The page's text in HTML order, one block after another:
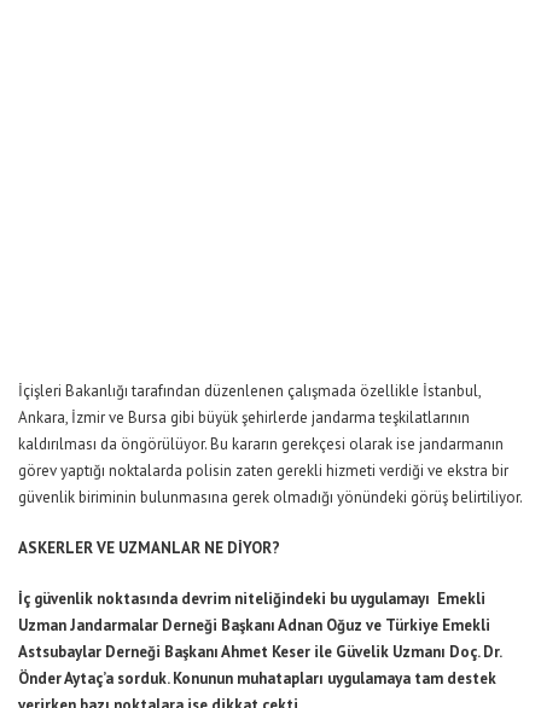
İçişleri Bakanlığı tarafından düzenlenen çalışmada özellikle İstanbul,
Ankara, İzmir ve Bursa gibi büyük şehirlerde jandarma teşkilatlarının
kaldırılması da öngörülüyor. Bu kararın gerekçesi olarak ise jandarmanın
görev yaptığı noktalarda polisin zaten gerekli hizmeti verdiği ve ekstra bir
güvenlik biriminin bulunmasına gerek olmadığı yönündeki görüş belirtiliyor.
ASKERLER VE UZMANLAR NE DİYOR?
İç güvenlik noktasında devrim niteliğindeki bu uygulamayı Emekli
Uzman Jandarmalar Derneği Başkanı Adnan Oğuz ve Türkiye Emekli
Astsubaylar Derneği Başkanı Ahmet Keser ile Güvelik Uzmanı Doç. Dr.
Önder Aytaç’a sorduk. Konunun muhatapları uygulamaya tam destek